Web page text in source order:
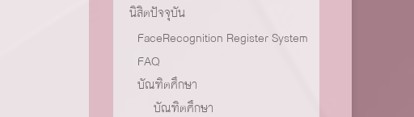
นิสิตปัจจุบัน
FaceRecognition Register System
FAQ
บัณฑิตศึกษา
บัณฑิตศึกษา